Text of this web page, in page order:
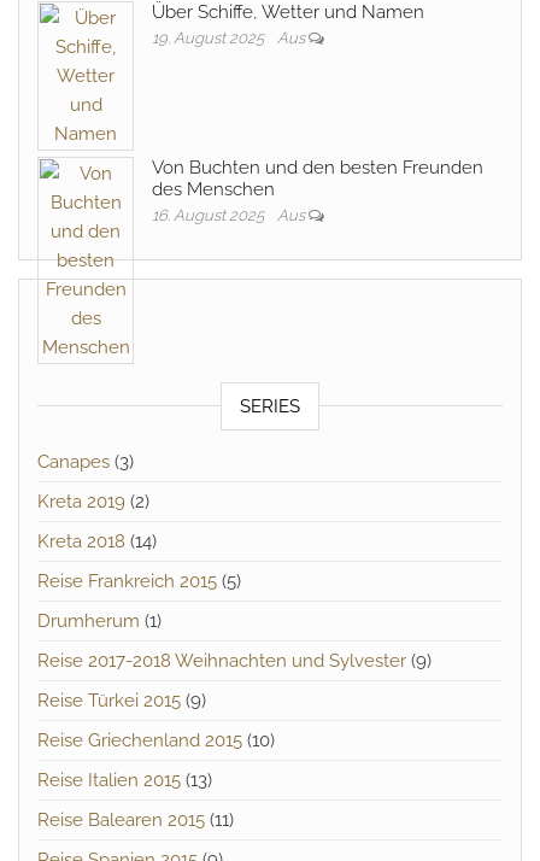
Über Schiffe, Wetter und Namen
19. August 2025 Aus
Von Buchten und den besten Freunden
des Menschen
16. August 2025 Aus
SERIES
Canapes (3)
Kreta 2019 (2)
Kreta 2018 (14)
Reise Frankreich 2015 (5)
Drumherum (1)
Reise 2017-2018 Weihnachten und Sylvester (9)
Reise Türkei 2015 (9)
Reise Griechenland 2015 (10)
Reise Italien 2015 (13)
Reise Balearen 2015 (11)